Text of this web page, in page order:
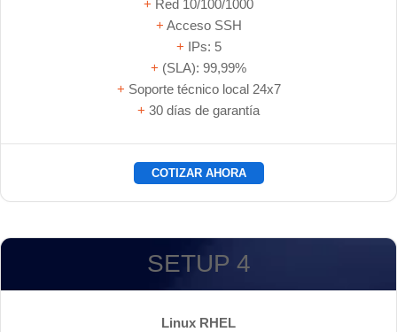
+ Red 10/100/1000
+ Acceso SSH
+ IPs: 5
+ (SLA): 99,99%
+ Soporte técnico local 24x7
+ 30 días de garantía
COTIZAR AHORA
SETUP 4
Linux RHEL